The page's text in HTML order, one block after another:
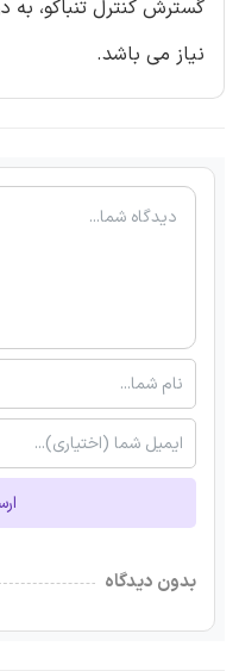
گسترش کنترل تنباکو، به
نیاز می باشد.
بدون دیدگاه